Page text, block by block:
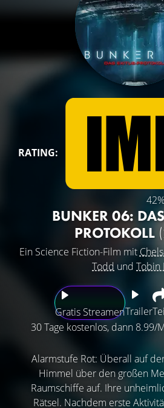
RATING:
42%
BUNKER 06:
PROTOKOLL
Ein Science Fiction-Film mit
Todd und Tobin
Gratis StreamenTrailer
30 Tage kostenlos, dann 8.99/
Alarmstufe Rot: Überall auf
Himmel über den großen
Raumschiffe auf. Ihre
Rätsel. Nachdem erste